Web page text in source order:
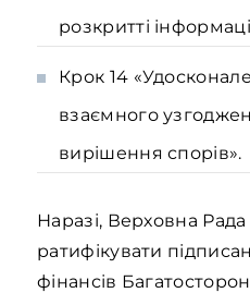
розкритті
Крок 14
взаємного
вирішення спорів».
Наразі, Верховна
ратифікувати
фінансів